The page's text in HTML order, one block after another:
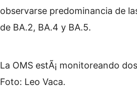
observarse predominancia de
de BA.2, BA.4 y BA.5.
La OMS estÃ¡ monitoreando
Foto: Leo Vaca.